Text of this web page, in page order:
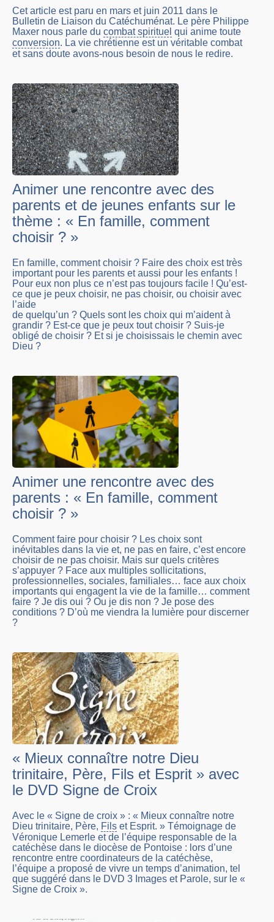
Cet article est paru en mars et juin 2011 dans le
Bulletin de Liaison du Catéchuménat. Le père Philippe
Maxer nous parle du combat spirituel qui anime toute
conversion. La vie chrétienne est un véritable combat
et sans doute avons-nous besoin de nous le redire.
Animer une rencontre avec des
parents et de jeunes enfants sur le
thème : « En famille, comment
choisir ? »
En famille, comment choisir ? Faire des choix est très
important pour les parents et aussi pour les enfants !
Pour eux non plus ce n’est pas toujours facile ! Qu’est-
ce que je peux choisir, ne pas choisir, ou choisir avec
l’aide
de quelqu’un ? Quels sont les choix qui m’aident à
grandir ? Est-ce que je peux tout choisir ? Suis-je
obligé de choisir ? Et si je choisissais le chemin avec
Dieu ?
Animer une rencontre avec des
parents : « En famille, comment
choisir ? »
Comment faire pour choisir ? Les choix sont
inévitables dans la vie et, ne pas en faire, c’est encore
choisir de ne pas choisir. Mais sur quels critères
s’appuyer ? Face aux multiples sollicitations,
professionnelles, sociales, familiales… face aux choix
importants qui engagent la vie de la famille… comment
faire ? Je dis oui ? Ou je dis non ? Je pose des
conditions ? D’où me viendra la lumière pour discerner
?
« Mieux connaître notre Dieu
trinitaire, Père, Fils et Esprit » avec
le DVD Signe de Croix
Avec le « Signe de croix » : « Mieux connaître notre
Dieu trinitaire, Père, Fils et Esprit. » Témoignage de
Véronique Lemerle et de l’équipe responsable de la
catéchèse dans le diocèse de Pontoise : lors d’une
rencontre entre coordinateurs de la catéchèse,
l’équipe a proposé de vivre un temps d’animation, tel
que suggéré dans le DVD 3 Images et Parole, sur le «
Signe de Croix ».